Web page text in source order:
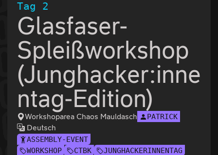
Tag 2
Glasfaser-
Spleißworkshop
(Junghacker:inne
ntag-Edition)
Workshoparea Chaos Mauldasch PATRICK
Deutsch
ASSEMBLY-EVENT
WORKSHOP
CTBK
JUNGHACKERINNENTAG